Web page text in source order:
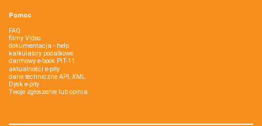
Pomoc
FAQ
filmy Video
dokumentacja - help
kalkulatory podatkowe
darmowy e-book PIT-11
aktualności e-pity
dane techniczne API, XML
Dysk e-pity
Twoje zgłoszenie lub opinia